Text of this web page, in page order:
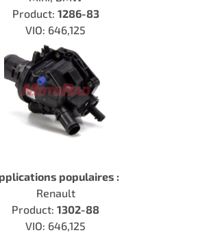
Product: 1286-83
VIO: 646,125
populaires :
Renault
Product: 1302-88
VIO: 646,125